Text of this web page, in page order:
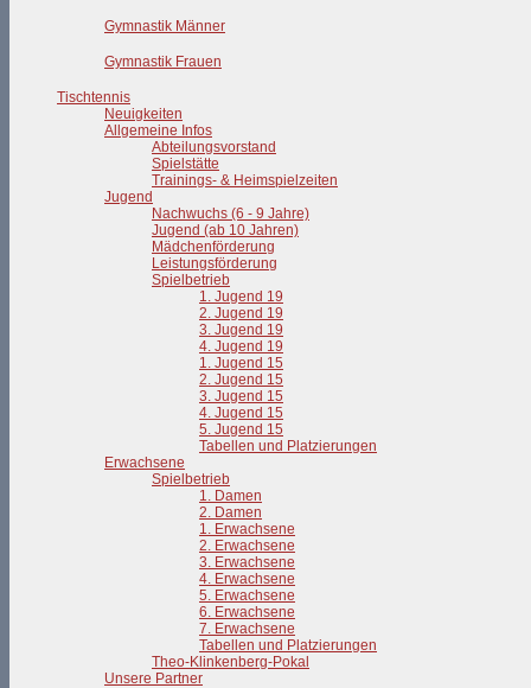
Gymnastik Männer
Gymnastik Frauen
Tischtennis
Neuigkeiten
Allgemeine Infos
Abteilungsvorstand
Spielstätte
Trainings- & Heimspielzeiten
Jugend
Nachwuchs (6 - 9 Jahre)
Jugend (ab 10 Jahren)
Mädchenförderung
Leistungsförderung
Spielbetrieb
1. Jugend 19
2. Jugend 19
3. Jugend 19
4. Jugend 19
1. Jugend 15
2. Jugend 15
3. Jugend 15
4. Jugend 15
5. Jugend 15
Tabellen und Platzierungen
Erwachsene
Spielbetrieb
1. Damen
2. Damen
1. Erwachsene
2. Erwachsene
3. Erwachsene
4. Erwachsene
5. Erwachsene
6. Erwachsene
7. Erwachsene
Tabellen und Platzierungen
Theo-Klinkenberg-Pokal
Unsere Partner